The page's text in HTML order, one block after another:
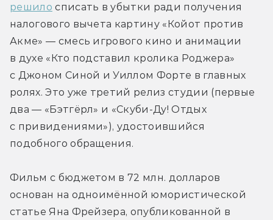
решило списать в убытки ради получения
налогового вычета картину «Койот против
Акме» — смесь игрового кино и анимации
в духе «Кто подставил кролика Роджера»
с Джоном Синой и Уиллом Форте в главных
ролях. Это уже третий релиз студии (первые
два — «Бэтгёрл» и «Скуби-Ду! Отдых
с привидениями»), удостоившийся
подобного обращения.
Фильм с бюджетом в 72 млн. долларов
основан на одноимённой юмористической
статье Яна Фрейзера, опубликованной в